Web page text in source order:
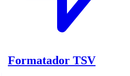
Formatador TSV